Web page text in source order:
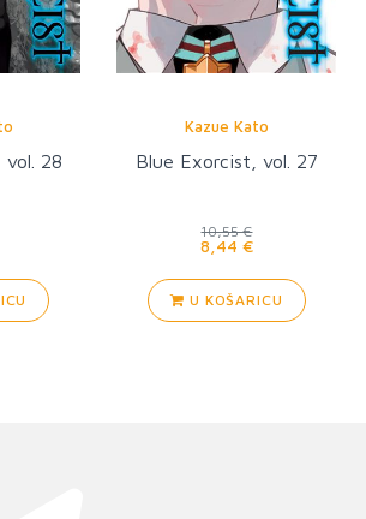
28
Kazue Kato
Blue Exorcist, vol. 27
10,55 €
8,44 €
U KOŠARICU